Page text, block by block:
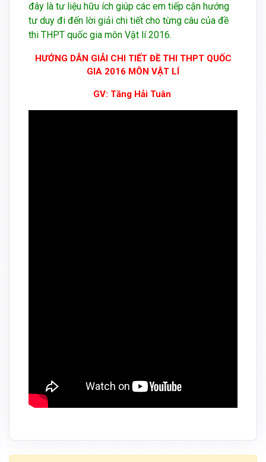
đây là tư liệu hữu ích giúp các em tiếp cận hướng
tư duy đi đến lời giải chi tiết cho từng câu của đề
thi THPT quốc gia môn Vật lí 2016.
HƯỚNG DẪN GIẢI CHI TIẾT ĐỀ THI THPT QUỐC
GIA 2016 MÔN VẬT LÍ
GV: Tăng Hải Tuân